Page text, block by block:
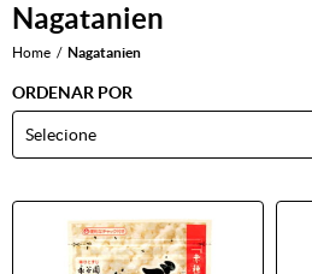
Nagatanien
Home Nagatanien
ORDENAR POR
Selecione